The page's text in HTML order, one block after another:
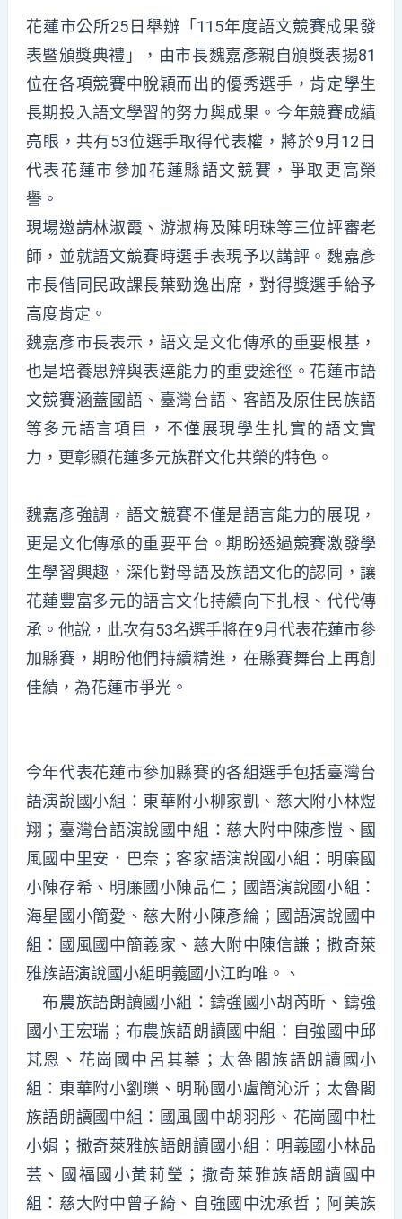
花蓮市公所25日舉辦「115年度語文競賽成果發
表暨頒獎典禮」，由市長魏嘉彥親自頒獎表揚81
位在各項競賽中脫穎而出的優秀選手，肯定學生
長期投入語文學習的努力與成果。今年競賽成績
亮眼，共有53位選手取得代表權，將於9月12日
代表花蓮市參加花蓮縣語文競賽，爭取更高榮
譽。
現場邀請林淑霞、游淑梅及陳明珠等三位評審老
師，並就語文競賽時選手表現予以講評。魏嘉彥
市長偕同民政課長葉勁逸出席，對得獎選手給予
高度肯定。
魏嘉彥市長表示，語文是文化傳承的重要根基，
也是培養思辨與表達能力的重要途徑。花蓮市語
文競賽涵蓋國語、臺灣台語、客語及原住民族語
等多元語言項目，不僅展現學生扎實的語文實
力，更彰顯花蓮多元族群文化共榮的特色。
魏嘉彥強調，語文競賽不僅是語言能力的展現，
更是文化傳承的重要平台。期盼透過競賽激發學
生學習興趣，深化對母語及族語文化的認同，讓
花蓮豐富多元的語言文化持續向下扎根、代代傳
承。他說，此次有53名選手將在9月代表花蓮市參
加縣賽，期盼他們持續精進，在縣賽舞台上再創
佳績，為花蓮市爭光。
今年代表花蓮市參加縣賽的各組選手包括臺灣台
語演說國小組：東華附小柳家凱、慈大附小林煜
翔；臺灣台語演說國中組：慈大附中陳彥愷、國
風國中里安．巴奈；客家語演說國小組：明廉國
小陳存希、明廉國小陳品仁；國語演說國小組：
海星國小簡愛、慈大附小陳彥綸；國語演說國中
組：國風國中簡義家、慈大附中陳信謙；撒奇萊
雅族語演說國小組明義國小江昀唯。、
布農族語朗讀國小組：鑄強國小胡芮昕、鑄強
國小王宏瑞；布農族語朗讀國中組：自強國中邱
芃恩、花崗國中呂其蓁；太魯閣族語朗讀國小
組：東華附小劉瓅、明恥國小盧簡沁沂；太魯閣
族語朗讀國中組：國風國中胡羽彤、花崗國中杜
小娟；撒奇萊雅族語朗讀國小組：明義國小林品
芸、國福國小黃莉瑩；撒奇萊雅族語朗讀國中
組：慈大附中曾子綺、自強國中沈承哲；阿美族